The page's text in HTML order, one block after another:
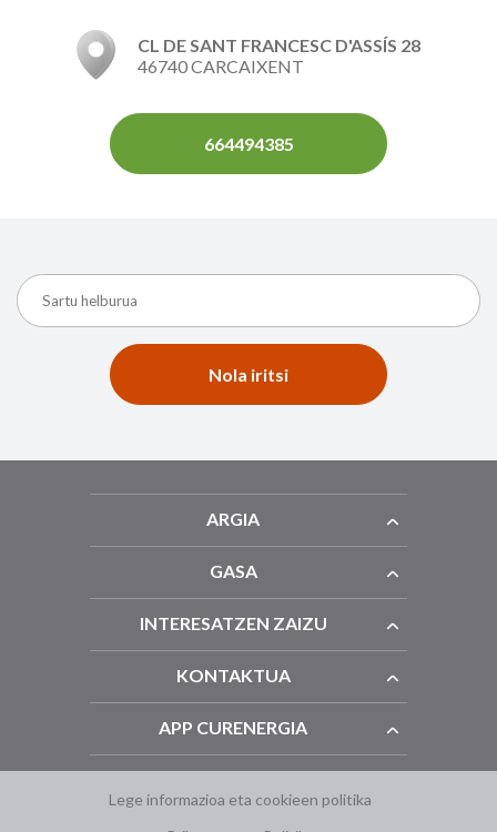
CL DE SANT FRANCESC D'ASSÍS 28
46740 CARCAIXENT
664494385
Nola iritsi
ARGIA
GASA
INTERESATZEN ZAIZU
KONTAKTUA
APP CURENERGIA
Lege informazioa eta cookieen politika